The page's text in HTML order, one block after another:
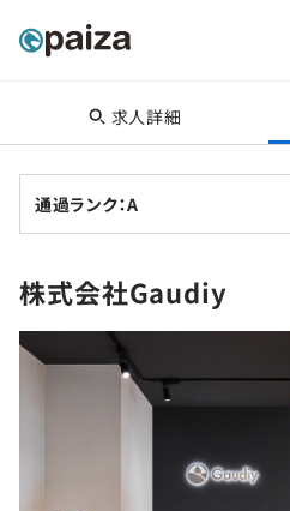
転職・キャリア
転職成功ガイド
転職エージェント
インタビュー
転職成功ガイド
新卒就活
求人検索
学習
スキルチェック
プログラミング言語
求人詳細
通過ランク：A
株式会社Gaudiy